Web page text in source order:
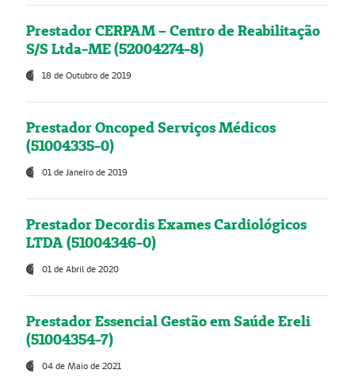
Prestador CERPAM – Centro de Reabilitação
S/S Ltda-ME (52004274-8)
18 de Outubro de 2019
Prestador Oncoped Serviços Médicos
(51004335-0)
01 de Janeiro de 2019
Prestador Decordis Exames Cardiológicos
LTDA (51004346-0)
01 de Abril de 2020
Prestador Essencial Gestão em Saúde Ereli
(51004354-7)
04 de Maio de 2021